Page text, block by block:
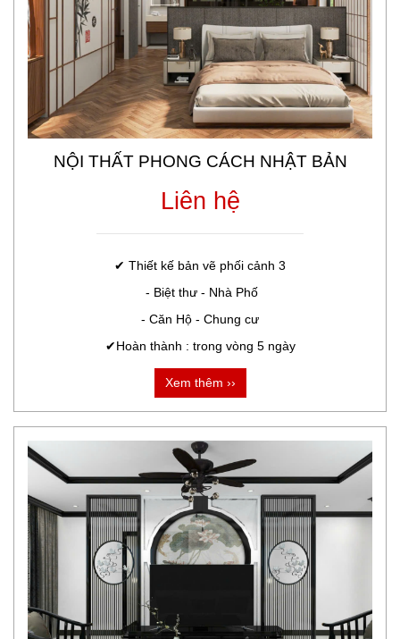
NỘI THẤT PHONG CÁCH NHẬT BẢN
Liên hệ
✔ Thiết kế bản vẽ phối cảnh 3
- Căn Hộ - Chung cư
✔Hoàn thành : trong vòng 5 ngày
Xem thêm ››